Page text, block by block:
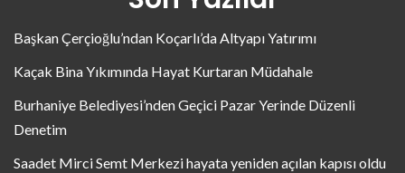
Başkan Çerçioğlu’ndan Koçarlı’da Altyapı Yatırımı
Kaçak Bina Yıkımında Hayat Kurtaran Müdahale
Burhaniye Belediyesi’nden Geçici Pazar Yerinde Düzenli
Denetim
Saadet Mirci Semt Merkezi hayata yeniden açılan kapısı oldu